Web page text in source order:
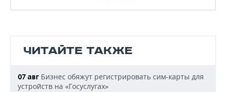
ЧИТАЙТЕ ТАКЖЕ
07 авг Бизнес обяжут регистрировать сим-карты для
устройств на «Госуслугах»